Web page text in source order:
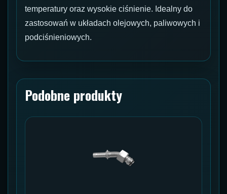
temperatury oraz wysokie ciśnienie. Idealny do
zastosowań w układach olejowych, paliwowych i
podciśnieniowych.
Podobne produkty